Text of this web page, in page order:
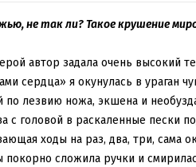
появления. В остальном же тут
приключения были вполне
магии", где реально было
отстоять. Там это тоже
сильного самца" мне, увы, уже
не так ли? Такое крушение
автор задала очень высокий
сердца» я окунулась в ураган
лезвию ножа, экшена и
с головой в раскаленные пески
ходы на раз, два, три, сама
сложила ручки и